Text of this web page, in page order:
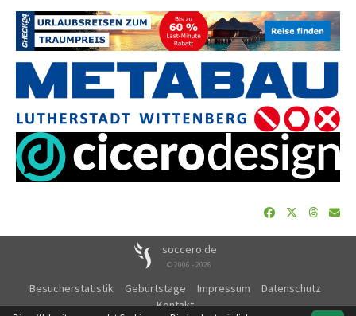
soccero.de
© 2006 - 2026
Besucherstatistik Geburtstage Impressum
Datenschutz
Kontakt